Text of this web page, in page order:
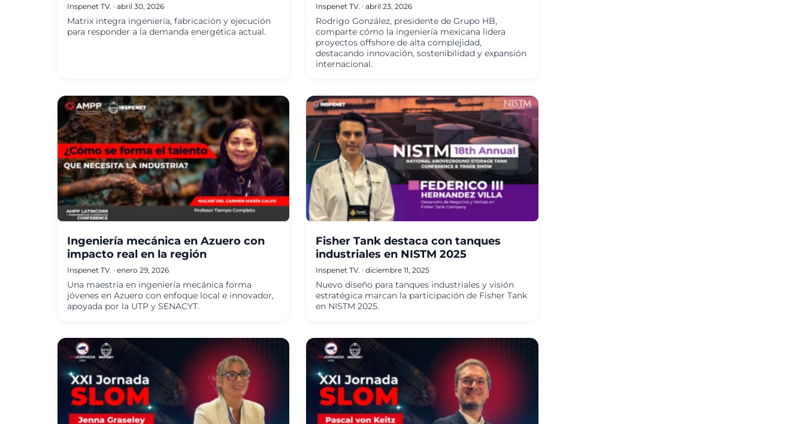
Inspenet TV. · abril 30, 2026
Matrix integra ingeniería, fabricación y ejecución
para responder a la demanda energética actual.
Inspenet TV. ·abril 23, 2026
Rodrigo González, presidente de Grupo HB,
comparte cómo la ingeniería mexicana lidera
proyectos offshore de alta complejidad,
destacando innovación, sostenibilidad y expansión
internacional.
Ingeniería mecánica en Azuero con
impacto real en la región
Inspenet TV. · enero 29, 2026
Una maestría en ingeniería mecánica forma
jóvenes en Azuero con enfoque local e innovador,
apoyada por la UTP y SENACYT.
Fisher Tank destaca con tanques
industriales en NISTM 2025
Inspenet TV. ·diciembre 11, 2025
Nuevo diseño para tanques industriales y visión
estratégica marcan la participación de Fisher Tank
en NISTM 2025.